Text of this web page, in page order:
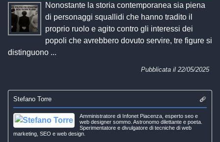
Nonostante la storia contemporanea sia piena
di personaggi squallidi che hanno tradito il
proprio ruolo e agito contro gli interessi dei
popoli che avrebbero dovuto servire, tre figure si
distinguono ...
Pubblicata il 22/05/2025
Stefano Torre
Amministratore di Infonet Piacenza, esperto seo e
web designer sommo. Astronomo dilettante e poeta.
Sperimentatore e divulgatore di tecniche di web
marketing, SEO e web design.